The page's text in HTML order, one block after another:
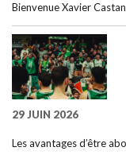
Bienvenue Xavier
29 JUIN 2026
Les avantages d’être